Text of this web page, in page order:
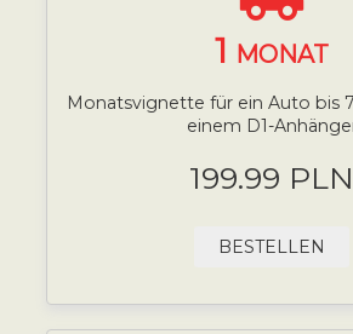
1 MONAT
Monatsvignette für ein Auto bis
einem D1-
199.99 PLN
BESTELLEN